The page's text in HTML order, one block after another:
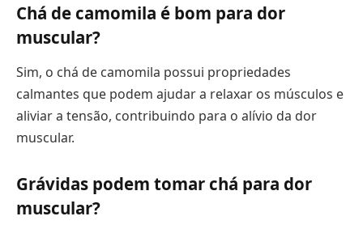
Chá de camomila é bom para dor
muscular?
Sim, o chá de camomila possui propriedades
calmantes que podem ajudar a relaxar os músculos e
aliviar a tensão, contribuindo para o alívio da dor
muscular.
Grávidas podem tomar chá para dor
muscular?